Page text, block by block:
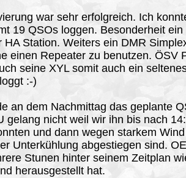
war sehr erfolgreich. Ich
19 QSOs loggen. Besonderheit
HA Station. Weiters ein DMR
einen Repeater zu benutzen. ÖSV
seine XYL somit auch ein
:-)
an dem Nachmittag das geplante
gelang nicht weil wir ihn bis nach
und dann wegen starkem
Unterkühlung abgestiegen sind.
Stunen hinter seinem Zeitplan
herausgestellt hat.